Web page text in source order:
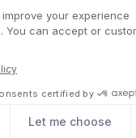
your experience
You can accept or
certified by
Let me choose
stron
dla Tłumacza